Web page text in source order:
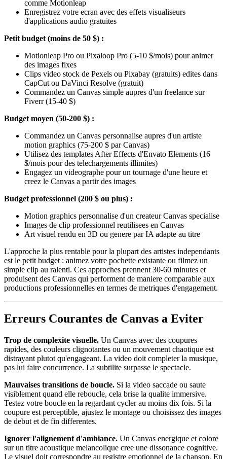
comme Motionleap
Enregistrez votre ecran avec des effets visualiseurs
d'applications audio gratuites
Petit budget (moins de 50 $) :
Motionleap Pro ou Pixaloop Pro (5-10 $/mois) pour animer
des images fixes
Clips video stock de Pexels ou Pixabay (gratuits) edites dans
CapCut ou DaVinci Resolve (gratuit)
Commandez un Canvas simple aupres d'un freelance sur
Fiverr (15-40 $)
Budget moyen (50-200 $) :
Commandez un Canvas personnalise aupres d'un artiste
motion graphics (75-200 $ par Canvas)
Utilisez des templates After Effects d'Envato Elements (16
$/mois pour des telechargements illimites)
Engagez un videographe pour un tournage d'une heure et
creez le Canvas a partir des images
Budget professionnel (200 $ ou plus) :
Motion graphics personnalise d'un createur Canvas specialise
Images de clip professionnel reutilisees en Canvas
Art visuel rendu en 3D ou genere par IA adapte au titre
L'approche la plus rentable pour la plupart des artistes independants
est le petit budget : animez votre pochette existante ou filmez un
simple clip au ralenti. Ces approches prennent 30-60 minutes et
produisent des Canvas qui performent de maniere comparable aux
productions professionnelles en termes de metriques d'engagement.
Erreurs Courantes de Canvas a Eviter
Trop de complexite visuelle. Un Canvas avec des coupures
rapides, des couleurs clignotantes ou un mouvement chaotique est
distrayant plutot qu'engageant. La video doit completer la musique,
pas lui faire concurrence. La subtilite surpasse le spectacle.
Mauvaises transitions de boucle. Si la video saccade ou saute
visiblement quand elle reboucle, cela brise la qualite immersive.
Testez votre boucle en la regardant cycler au moins dix fois. Si la
coupure est perceptible, ajustez le montage ou choisissez des images
de debut et de fin differentes.
Ignorer l'alignement d'ambiance. Un Canvas energique et colore
sur un titre acoustique melancolique cree une dissonance cognitive.
Le visuel doit correspondre au registre emotionnel de la chanson. En